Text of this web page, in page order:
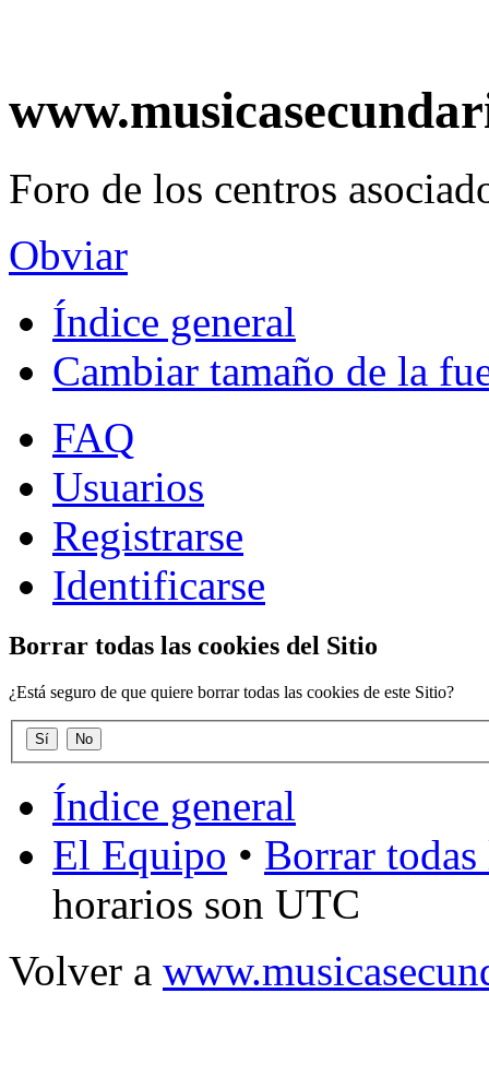
Foro de los centros
Obviar
Índice general
Cambiar tamaño de la
FAQ
Usuarios
Registrarse
Identificarse
Borrar todas las cookies del Sitio
¿Está seguro de que quiere borrar todas las cookies de este Sitio?
Índice general
El Equipo • Borrar
horarios son UTC
Volver a